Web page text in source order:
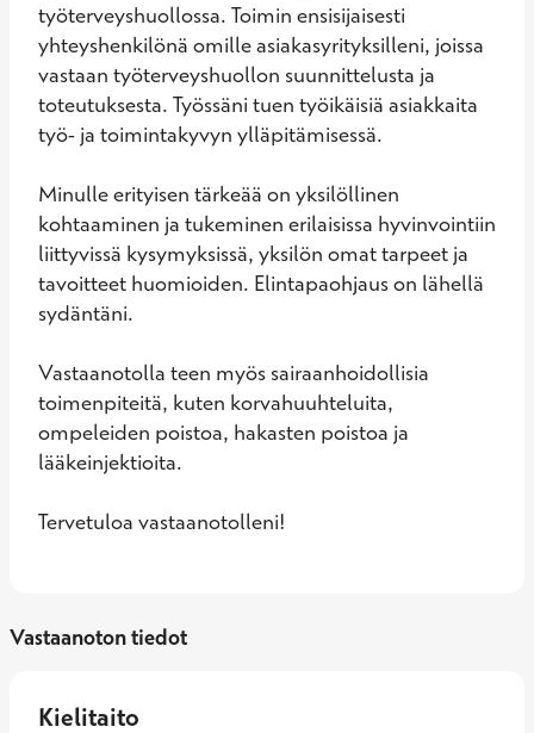
työterveyshuollossa. Toimin ensisijaisesti
yhteyshenkilönä omille asiakasyrityksilleni, joissa
vastaan työterveyshuollon suunnittelusta ja
toteutuksesta. Työssäni tuen työikäisiä asiakkaita
työ- ja toimintakyvyn ylläpitämisessä.
Minulle erityisen tärkeää on yksilöllinen
kohtaaminen ja tukeminen erilaisissa hyvinvointiin
liittyvissä kysymyksissä, yksilön omat tarpeet ja
tavoitteet huomioiden. Elintapaohjaus on lähellä
sydäntäni.
Vastaanotolla teen myös sairaanhoidollisia
toimenpiteitä, kuten korvahuuhteluita,
ompeleiden poistoa, hakasten poistoa ja
lääkeinjektioita.
Tervetuloa vastaanotolleni!
Vastaanoton tiedot
Kielitaito